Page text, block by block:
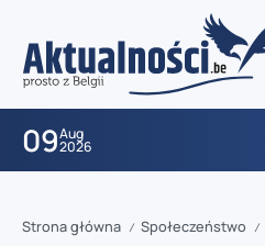
09Aug
2026
Strona główna / Społeczeństwo /